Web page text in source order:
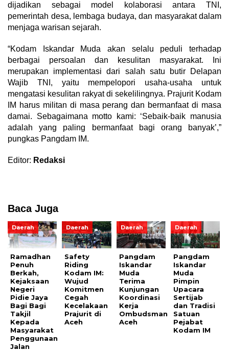
dijadikan sebagai model kolaborasi antara TNI,
pemerintah desa, lembaga budaya, dan masyarakat dalam
menjaga warisan sejarah.
“Kodam Iskandar Muda akan selalu peduli terhadap
berbagai persoalan dan kesulitan masyarakat. Ini
merupakan implementasi dari salah satu butir Delapan
Wajib TNI, yaitu mempelopori usaha-usaha untuk
mengatasi kesulitan rakyat di sekelilingnya. Prajurit Kodam
IM harus militan di masa perang dan bermanfaat di masa
damai. Sebagaimana motto kami: ‘Sebaik-baik manusia
adalah yang paling bermanfaat bagi orang banyak’,”
pungkas Pangdam IM.
Editor: Redaksi
Baca Juga
Daerah
Ramadhan
Penuh
Berkah,
Kejaksaan
Negeri
Pidie Jaya
Bagi Bagi
Takjil
Kepada
Masyarakat
Penggunaan
Jalan
Daerah
Safety
Riding
Kodam IM:
Wujud
Komitmen
Cegah
Kecelakaan
Prajurit di
Aceh
Daerah
Pangdam
Iskandar
Muda
Terima
Kunjungan
Koordinasi
Kerja
Ombudsman
Aceh
Daerah
Pangdam
Iskandar
Muda
Pimpin
Upacara
Sertijab
dan Tradisi
Satuan
Pejabat
Kodam IM